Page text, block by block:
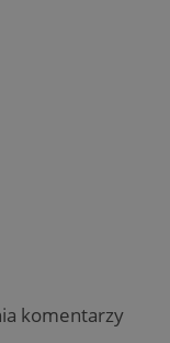
komentarzy